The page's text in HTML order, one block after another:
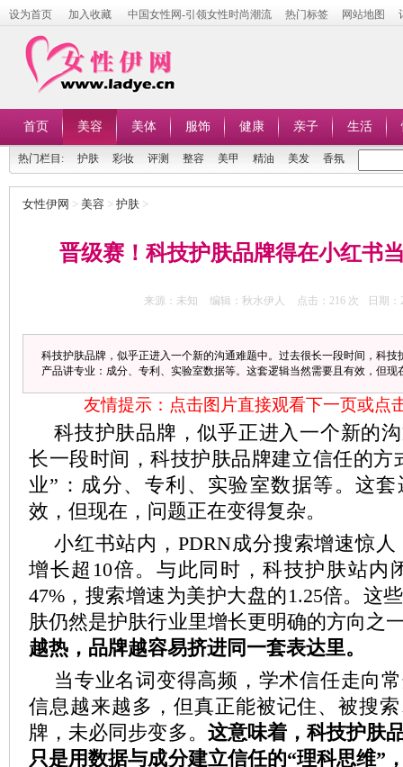
设为首页 加入收藏 中国女性网-引领女性时尚潮流 热门标签 网站地图
首页 美容 美体 服饰 健康 亲子 生活
热门栏目: 护肤 彩妆 评测 整容 美甲 精油 美发 香氛
女性伊网 > 美容 > 护肤 >
晋级赛！科技护肤品牌得在小红书
来源：未知 编辑：秋水伊人 点击： 216 次 日期：
科技护肤品牌，似乎正进入一个新的沟通难题中。过去很长一段时间，科技
产品讲专业：成分、专利、实验室数据等。这套逻辑当然需要且有效，但现
友情提示：点击图片直接观看下一页或点
科技护肤品牌，似乎正进入一个新的
长一段时间，科技护肤品牌建立信任的方
业”：成分、专利、实验室数据等。这
效，但现在，问题正在变得复杂。
小红书站内，PDRN成分搜索增速惊人
增长超10倍。与此同时，科技护肤站内
47%，搜索增速为美护大盘的1.25倍。这
肤仍然是护肤行业里增长更明确的方向之
越热，品牌越容易挤进同一套表达里。
当专业名词变得高频，学术信任走向
信息越来越多，但真正能被记住、被搜
牌，未必同步变多。 这意味着，科技护肤
只是用数据与成分建立信任的“理科思维”